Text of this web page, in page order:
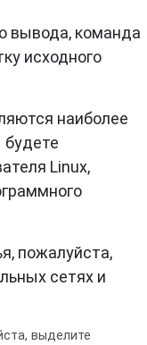
вывода, команда
исходного
наиболее
Linux,
пожалуйста,
сетях и
выделите